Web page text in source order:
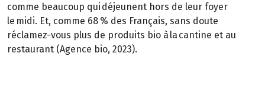
comme beaucoup qui déjeunent hors de leur foyer
le midi. Et, comme 68 % des Français, sans doute
réclamez-vous plus de produits bio à la cantine et au
restaurant (Agence bio, 2023).